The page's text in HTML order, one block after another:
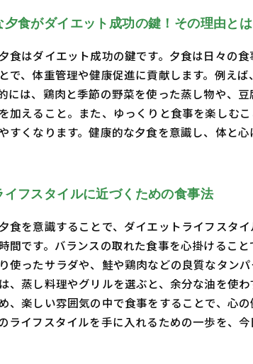
夕食がダイエット成功の鍵！その理由とは
食はダイエット成功の鍵です。夕食は日々の
で、体重管理や健康促進に貢献します。例え
には、鶏肉と季節の野菜を使った蒸し物や、
加えること。また、ゆっくりと食事を楽しむ
すくなります。健康的な夕食を意識し、体と
イフスタイルに近づくための食事法
食を意識することで、ダイエットライフスタ
間です。バランスの取れた食事を心掛けるこ
使ったサラダや、鮭や鶏肉などの良質なタン
、蒸し料理やグリルを選ぶと、余分な油を使
、楽しい雰囲気の中で食事をすることで、心
ライフスタイルを手に入れるための一歩を、